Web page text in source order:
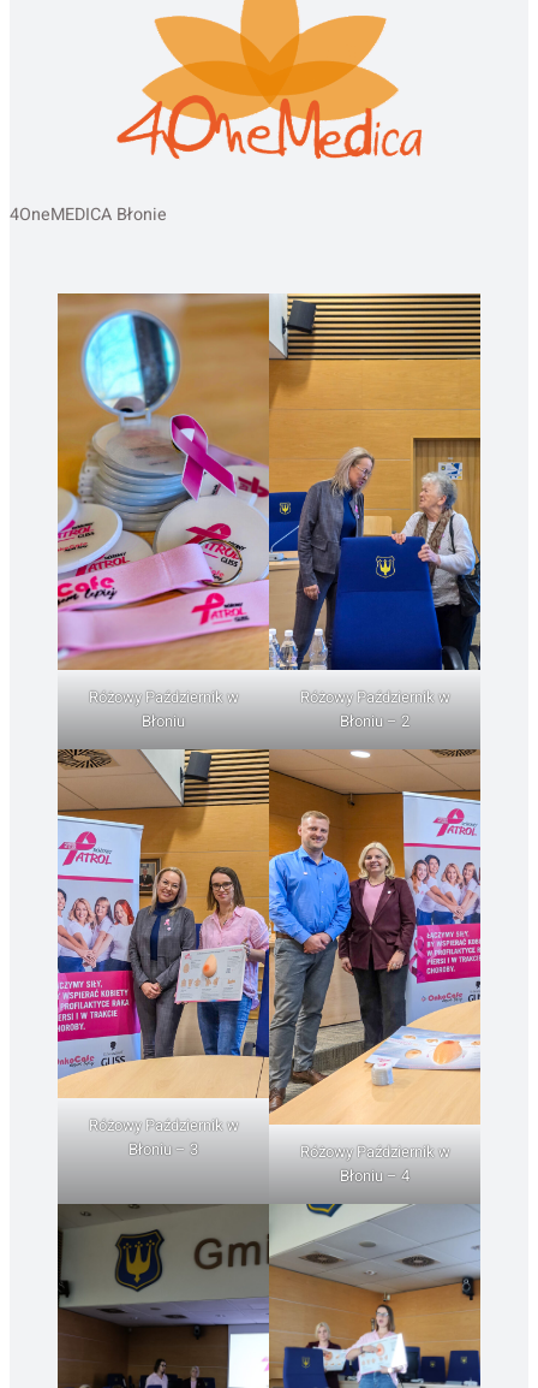
4OneMEDICA Błonie
Różowy Październik w
Błoniu
Różowy Październik w
Błoniu – 2
Różowy Październik w
Błoniu – 3
Różowy Październik w
Błoniu – 4